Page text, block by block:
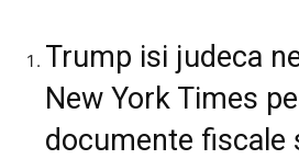
Trump isi judeca
New York Times
documente fiscale